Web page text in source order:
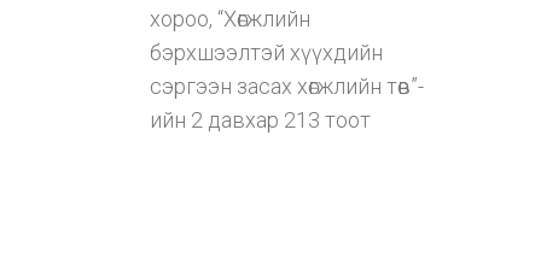
хороо, “Хөгжлийн
бэрхшээлтэй хүүхдийн
сэргээн засах хөгжлийн төв”-
ийн 2 давхар 213 тоот